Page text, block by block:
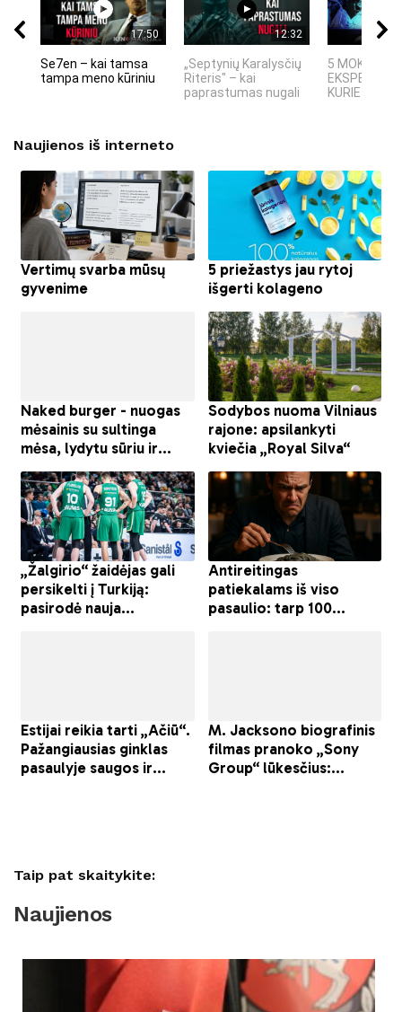
17:50
Se7en – kai tamsa
tampa meno kūriniu
12:32
„Septynių Karalysčių
Riteris" – kai
paprastumas nugali
5 MOKSLINIAI
KURIE
Naujienos iš interneto
Taip pat skaitykite:
Naujienos